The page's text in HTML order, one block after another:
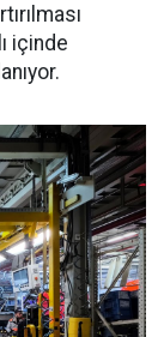
içinde